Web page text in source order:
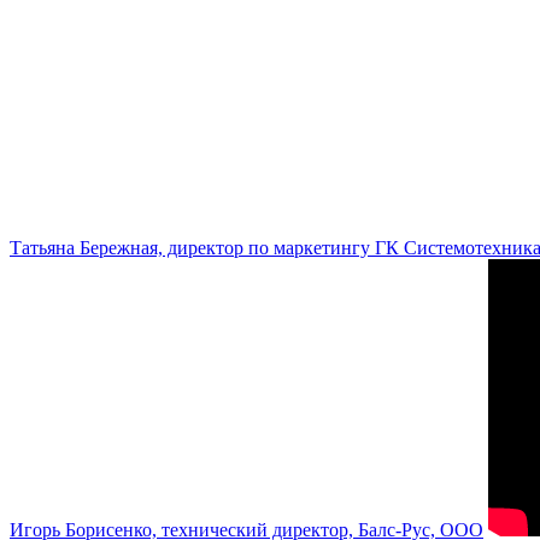
Татьяна Бережная, директор по маркетингу ГК Системотехника
Игорь Борисенко, технический директор, Балс-Рус, ООО